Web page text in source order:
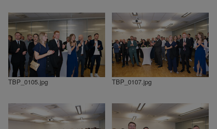
TBP_0105.jpg TBP_0107.jpg